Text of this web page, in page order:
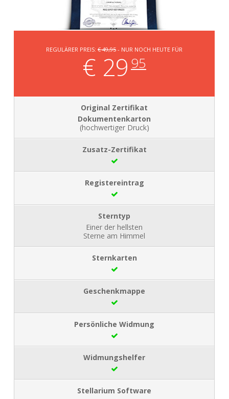
REGULÄRER PREIS: € 49,95 - NUR NOCH HEUTE FÜR
€ 29 95
Dokumentenkarton
(hochwertiger Druck)
Einer der hellsten
Sterne am Himmel